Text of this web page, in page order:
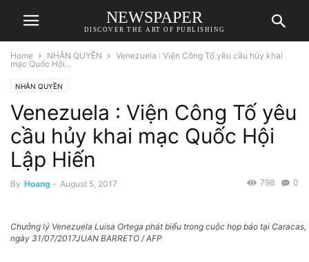
NEWSPAPER
DISCOVER THE ART OF PUBLISHING
Home NHÂN QUYỀN
Venezuela : Viện Công Tố yêu cầu hủy khai
mạc Quốc Hội...
NHÂN QUYỀN
Venezuela : Viện Công Tố yêu
cầu hủy khai mạc Quốc Hội
Lập Hiến
By Hoang - August 5, 2017 0
798
Chưởng lý Venezuela Luisa Ortega phát biểu trong cuộc họp báo tại Caracas,
ngày 31/07/2017JUAN BARRETO / AFP